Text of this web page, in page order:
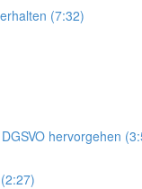
(7:32)
hervorgehen